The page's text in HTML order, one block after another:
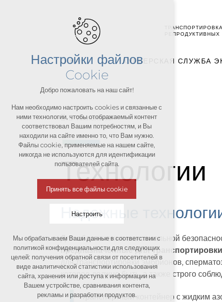
ТРАНСПОРТИРОВКА
РЕПРОДУКТИВНЫХ
О НАС КУРЬЕРСКАЯ СЛУЖБА
Технологии
Технологии
Надежные
Для обеспечения максимальной
предназначенные для
для транспортировки эмбрионов,
которое должно быть, а также строго
транспортный контейнер с жидким
Настройки файлов
Cookie
Добро пожаловать на наш сайт!
Нам необходимо настроить cookies и связанные с
ними технологии, чтобы отображаемый контент
соответствовал Вашим потребностям, и Вы
находили на сайте именно то, что Вам нужно.
Файлы cookie, применяемые на нашем сайте,
никогда не используются для идентификации
пользователей сайта.
Принять все файлы cookie
Настроить
Технические файлы cookie
необходимые для работы сайта
поддержания контекста сайта
(сеанса): возможные логины, выбор
Мы обрабатываем Ваши данные в соответствии с
политикой конфиденциальности для следующих
целей: получения обратной связи от посетителей в
виде аналитической статистики использования
сайта, хранения или доступа к информации на
Вашем устройстве, сравнивания контента,
рекламы и разработки продуктов.